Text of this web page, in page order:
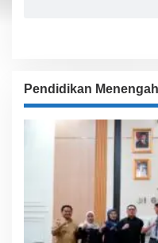
Pendidikan Menengah